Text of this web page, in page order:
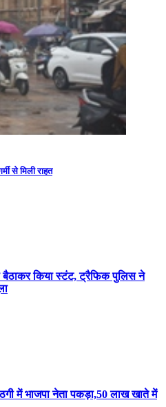
से मिली राहत
बैठाकर किया स्टंट, ट्रैफिक पुलिस ने
में भाजपा नेता पकड़ा,50 लाख खाते में